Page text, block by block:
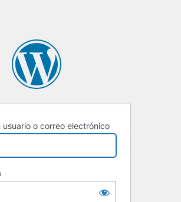
usuario o correo electrónico